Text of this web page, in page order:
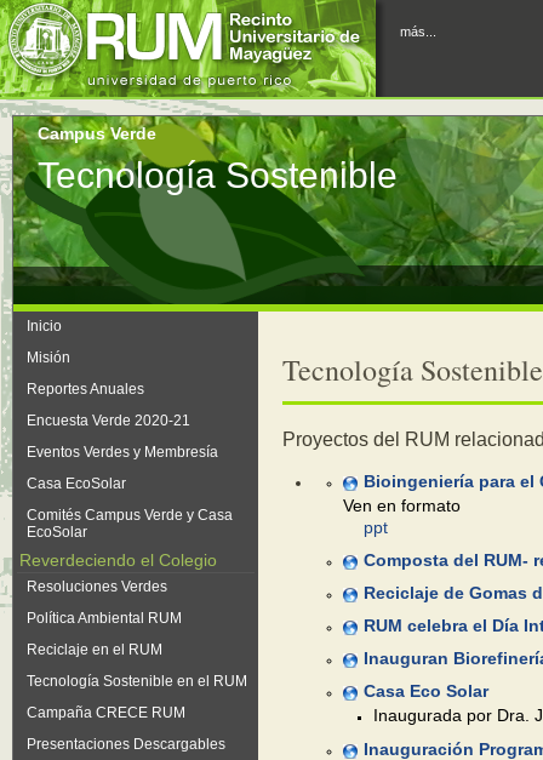
más...
Campus Verde
Tecnología Sostenible
Inicio
Misión
Reportes Anuales
Encuesta Verde 2020-21
Eventos Verdes y Membresía
Casa EcoSolar
Comités Campus Verde y Casa
EcoSolar
Reverdeciendo el Colegio
Resoluciones Verdes
Política Ambiental RUM
Reciclaje en el RUM
Tecnología Sostenible en el RUM
Campaña CRECE RUM
Presentaciones Descargables
Tecnología Sostenible
Proyectos del RUM
Bioingeniería para
Ven en formato
ppt
Composta del RUM-
Reciclaje de Gomas
RUM celebra el Día
Inauguran
Casa Eco Solar
Inaugurada por Dra.
Inauguración